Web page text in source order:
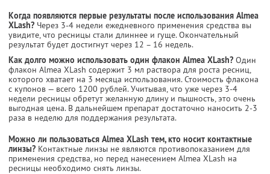
Когда появляются первые результаты после использования Almea
XLash? Через 3-4 недели ежедневного применения средства вы
увидите, что ресницы стали длиннее и гуще. Окончательный
результат будет достигнут через 12 – 16 недель.
Как долго можно использовать один флакон Almea XLash? Один
флакон Almea XLash содержит 3 мл раствора для роста ресниц,
которого хватает на 3 месяца использования. Стоимость флакона
с купонов — всего 1200 рублей. Учитывая, что уже через 3-4
недели ресницы обретут желанную длину и пышность, это очень
выгодная цена. В дальнейшем препарат достаточно наносить 2-3
раза в неделю для поддержания результата.
Можно ли пользоваться Almea XLash тем, кто носит контактные
линзы? Контактные линзы не являются противопоказанием для
применения средства, но перед нанесением Almea XLash на
ресницы необходимо снять линзы.